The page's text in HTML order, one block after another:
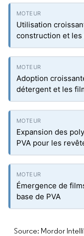
Utilisation
construction et
Adoption
détergent et les
Expansion des
PVA pour les
Émergence de
base de PVA
Source: Mordor